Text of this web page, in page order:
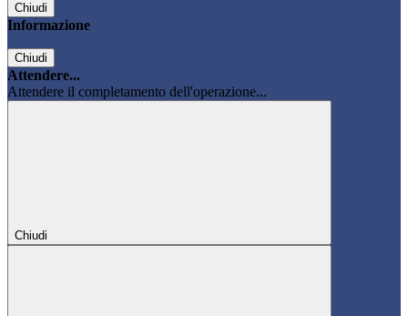
Chiudi
Informazione
Chiudi
Attendere...
Attendere il completamento dell'operazione...
Chiudi